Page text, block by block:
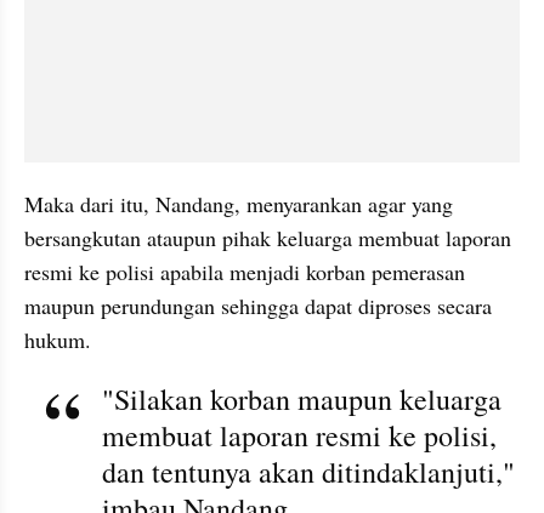
Maka dari itu, Nandang, menyarankan agar yang
bersangkutan ataupun pihak keluarga membuat laporan
resmi ke polisi apabila menjadi korban pemerasan
maupun perundungan sehingga dapat diproses secara
hukum.
"Silakan korban maupun keluarga
membuat laporan resmi ke polisi,
dan tentunya akan ditindaklanjuti,"